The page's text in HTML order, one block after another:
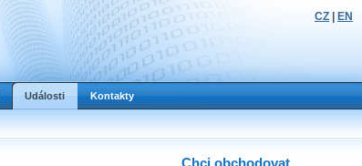
CZ EN
Události Kontakty
Chci obchodovat